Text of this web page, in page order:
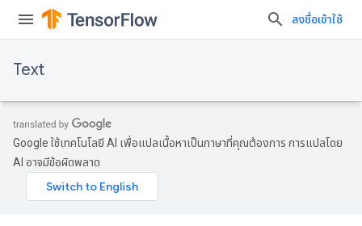
ลงชื่อเข้าใช้
Text
Google ใช้เทคโนโลยี AI เพื่อแปลเนื้อหาเป็นภาษาที่คุณต้องการ การแปลโดย
AI อาจมีข้อผิดพลาด